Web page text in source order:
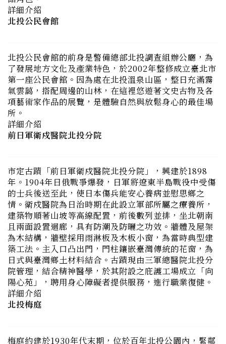
北投公民會館的前身是警備總部北投調查組辦公廳，為
第一座公民會館。因為處在北投溫泉山區，整日充滿霧
氣雲藹，搭配周邊的山林，在這裡悠遊著文史古物及各
項藝術家作品的展覽，是體驗自然與放鬆身心的最佳場
所。
詳細介紹
前日軍衛戍醫院北投分院
市定古蹟「前日軍衛戍醫院北投分院」，興建於1898
的士兵後送至此，使日本傷兵能安心養病並慰思鄉之
情。衛戍醫院為日治時期在此設立軍部所屬之療養所，
建築物順著山坡等高線配置，前後數列並排，坐北朝南
且兩面設置迴廊，具有防潮及防曬之功效。牆體及屋架
為木結構，牆壁採用雨淋板及木板小窗，為當時典型建
築工法。主入口凸出門，門柱鑲嵌臺灣傳統的花窗，為
日式與臺灣鄉土材料結合。古蹟現由三軍總醫院北投分
院管理，結合精神醫學，於其附設之庇護工場成立「向
陽心苑」，聘用身心障礙者提供服務，進行職業復健。
詳細介紹
北投梅庭
牆，是一棟見證戰爭時代的和洋風格宅邸。屋內曾設有